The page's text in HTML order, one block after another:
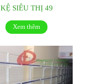
KỆ SIÊU THỊ 49
Xem thêm